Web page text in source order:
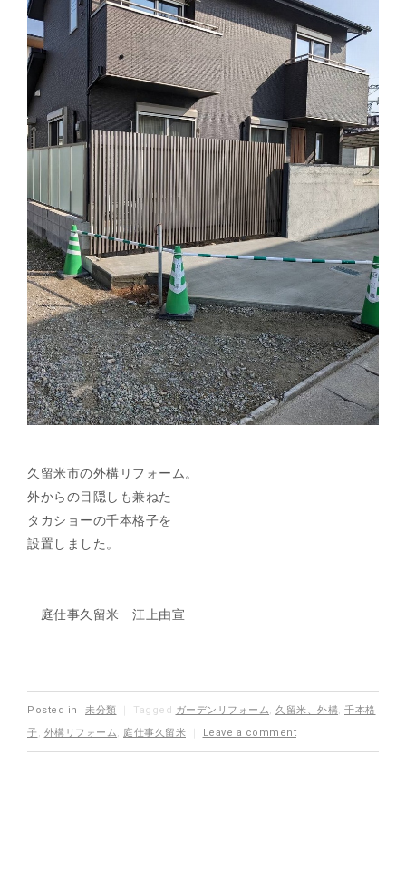
久留米市の外構リフォーム。
外からの目隠しも兼ねた
タカショーの千本格子を
設置しました。
庭仕事久留米 江上由宣
Posted in 未分類 Tagged ガーデンリフォーム, 久留米、外構, 千本格
子 , 外構リフォーム, 庭仕事久留米 Leave a comment